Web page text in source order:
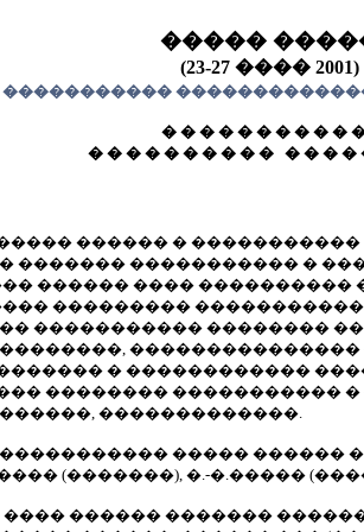
�����
(23-27 ���� 2001)
�����������
� � � � � � � � � � �
� � � � � � � � � � � � � �
������ � �����������
������� ����������� �
������ ����
���������
����������� ��������
� ������������
�������� �����������
�������������.
����� ������
(�������), �.-�.�����
������ �������